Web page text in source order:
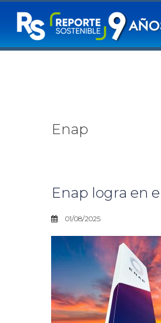
Enap
Enap logra en
01/08/2025